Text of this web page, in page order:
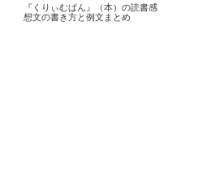
『くりぃむぱん』（本）の読書感
想文の書き方と例文まとめ